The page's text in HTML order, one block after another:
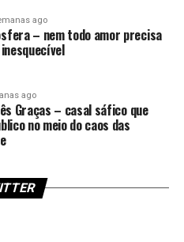
ago
– nem todo amor precisa
ago
Graças – casal sáfico que
no meio do caos das